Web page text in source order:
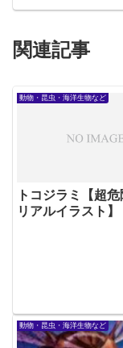
関連記事
動物・昆虫・海洋生物など
トコジラミ【超
リアルイラスト】
動物・昆虫・海洋生物など